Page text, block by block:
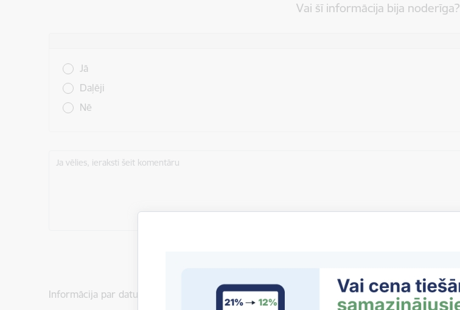
Vai šī informācija bija noderīga?
Jā
Daļēji
Nē
Ja vēlies, ieraksti šeit komentāru
Informācija par datu apstrādi ir atrodama sadaļā:Privātuma politika